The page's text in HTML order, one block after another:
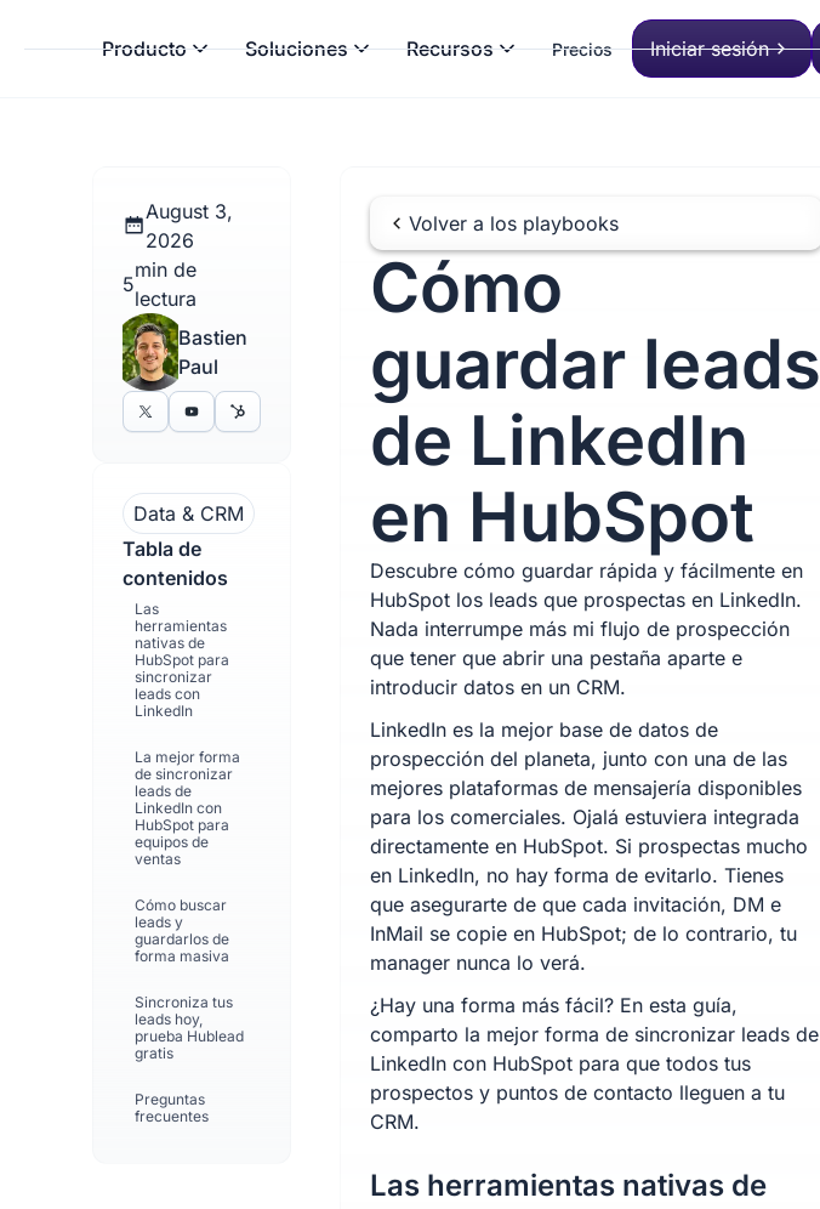
Producto Soluciones Recursos Precios Iniciar sesión
August 3,
2026
5
min de
lectura
Bastien
Paul
Data & CRM
Tabla de
contenidos
Las
herramientas
nativas de
HubSpot para
sincronizar
leads con
LinkedIn
La mejor forma
de sincronizar
leads de
LinkedIn con
HubSpot para
equipos de
ventas
Cómo buscar
leads y
guardarlos de
forma masiva
Sincroniza tus
leads hoy,
prueba Hublead
gratis
Preguntas
frecuentes
Volver a los playbooks
Cómo
guardar leads
de LinkedIn
en HubSpot
Descubre cómo guardar rápida y fácilmente en
HubSpot los leads que prospectas en LinkedIn.
Nada interrumpe más mi flujo de prospección
que tener que abrir una pestaña aparte e
introducir datos en un CRM.
LinkedIn es la mejor base de datos de
prospección del planeta, junto con una de las
mejores plataformas de mensajería disponibles
para los comerciales. Ojalá estuviera integrada
directamente en HubSpot. Si prospectas mucho
en LinkedIn, no hay forma de evitarlo. Tienes
que asegurarte de que cada invitación, DM e
InMail se copie en HubSpot; de lo contrario, tu
manager nunca lo verá.
¿Hay una forma más fácil? En esta guía,
comparto la mejor forma de sincronizar leads de
LinkedIn con HubSpot para que todos tus
prospectos y puntos de contacto lleguen a tu
CRM.
Las herramientas nativas de